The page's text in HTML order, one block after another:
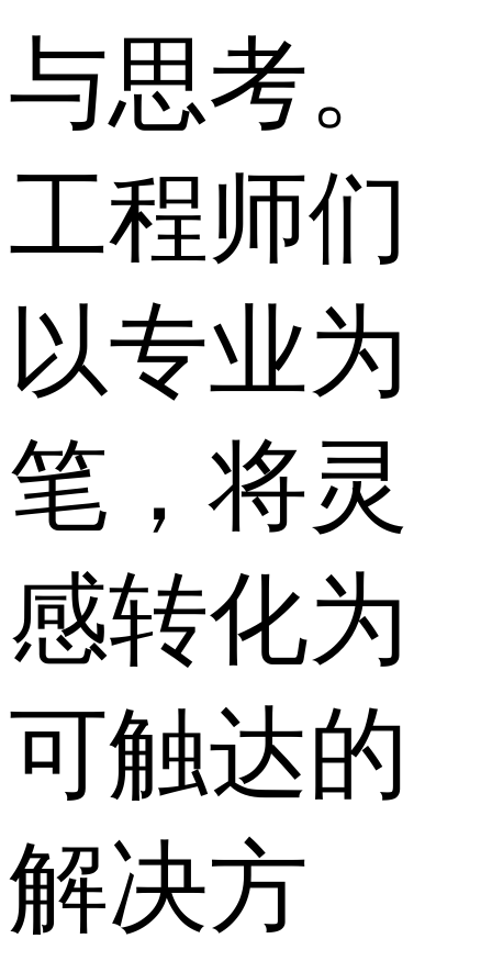
与思考。
工程师们
以专业为
笔，将灵
感转化为
可触达的
解决方